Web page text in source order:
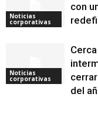
Noticias
corporativas
con
Noticias
corporativas
del